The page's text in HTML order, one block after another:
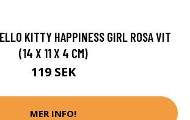
KITTY HAPPINESS GIRL ROSA VIT
(14 X 11 X 4 CM)
119 SEK
MER INFO!